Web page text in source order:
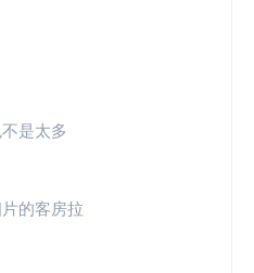
是太多
的客房拉